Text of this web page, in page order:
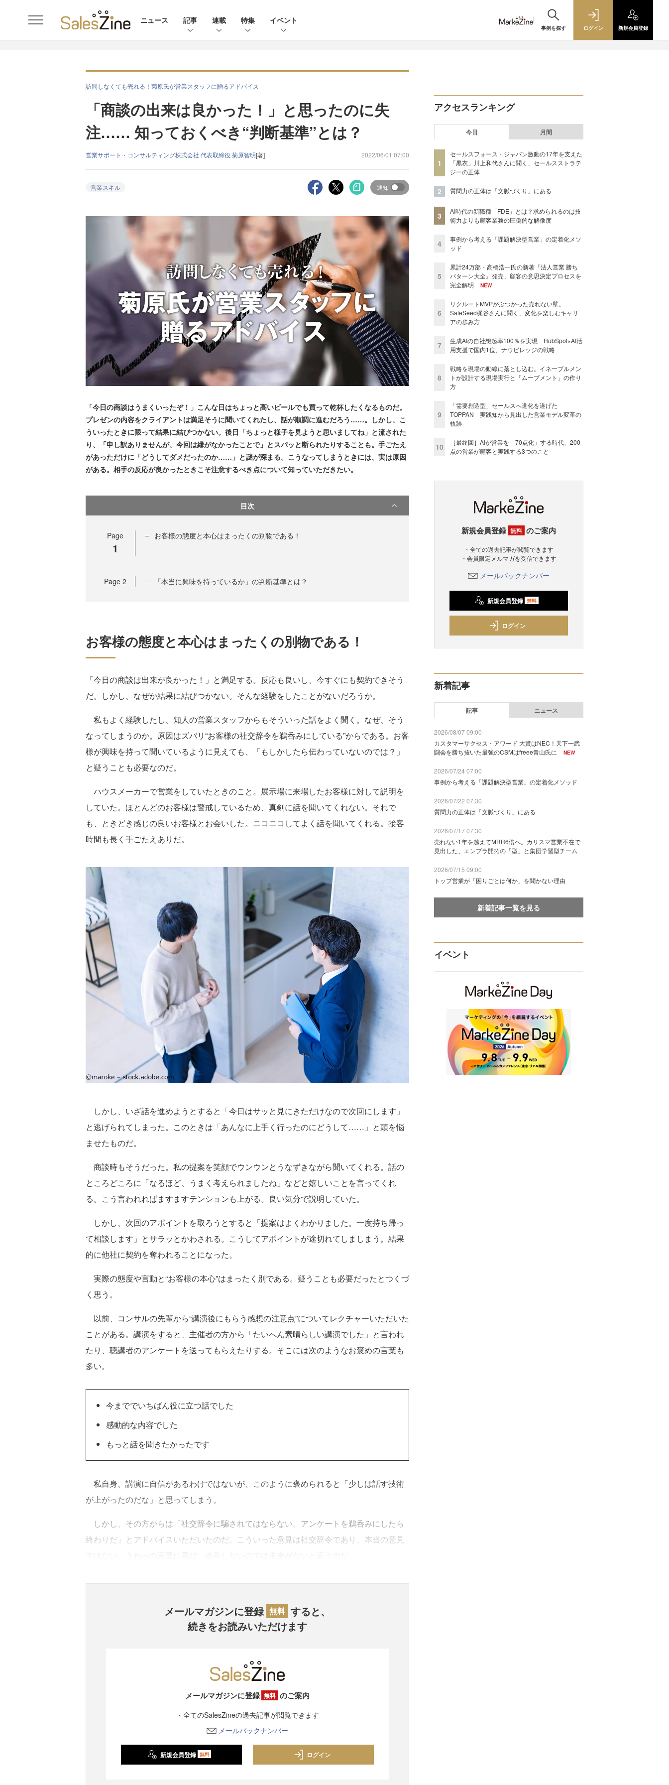
ニュース 記事 連載 特集 イベント
事例を探す ログイン 新規会員登録
訪問しなくても売れる！菊原氏が営業スタッフに贈るアドバイス
「商談の出来は良かった！」と思ったのに失
注…… 知っておくべき“判断基準”とは？
営業サポート・コンサルティング株式会社 代表取締役 菊原智明[著] 2022/06/01 07:00
営業スキル 通知
「今日の商談はうまくいったぞ！」こんな日はちょっと高いビールでも買って乾杯したくなるものだ。
プレゼンの内容をクライアントは満足そうに聞いてくれたし、話が順調に進むだろう……。しかし、こ
ういったときに限って結果に結びつかない。後日「ちょっと様子を見ようと思いましてね」と流された
り、「申し訳ありませんが、今回は縁がなかったことで」とスパッと断られたりすることも。手ごたえ
があっただけに「どうしてダメだったのか……」と謎が深まる。こうなってしまうときには、実は原因
がある。相手の反応が良かったときこそ注意するべき点について知っていただきたい。
目次
Page
1
お客様の態度と本心はまったくの別物である！
Page 2 「本当に興味を持っているか」の判断基準とは？
お客様の態度と本心はまったくの別物である！
「今日の商談は出来が良かった！」と満足する。反応も良いし、今すぐにも契約できそう
だ。しかし、なぜか結果に結びつかない。そんな経験をしたことがないだろうか。
私もよく経験したし、知人の営業スタッフからもそういった話をよく聞く。なぜ、そう
なってしまうのか。原因はズバリ“お客様の社交辞令を鵜呑みにしている”からである。お客
様が興味を持って聞いているように見えても、「もしかしたら伝わっていないのでは？」
と疑うことも必要なのだ。
ハウスメーカーで営業をしていたときのこと。展示場に来場したお客様に対して説明を
していた。ほとんどのお客様は警戒しているため、真剣に話を聞いてくれない。それで
も、ときどき感じの良いお客様とお会いした。ニコニコしてよく話を聞いてくれる。接客
時間も長く手ごたえありだ。
しかし、いざ話を進めようとすると「今日はサッと見にきただけなので次回にします」
と逃げられてしまった。このときは「あんなに上手く行ったのにどうして……」と頭を悩
ませたものだ。
商談時もそうだった。私の提案を笑顔でウンウンとうなずきながら聞いてくれる。話の
ところどころに「なるほど、うまく考えられましたね」などと嬉しいことを言ってくれ
る。こう言われればますますテンションも上がる。良い気分で説明していた。
しかし、次回のアポイントを取ろうとすると「提案はよくわかりました。一度持ち帰っ
て相談します」とサラッとかわされる。こうしてアポイントが途切れてしましまう。結果
的に他社に契約を奪われることになった。
実際の態度や言動と“お客様の本心”はまったく別である。疑うことも必要だったとつくづ
く思う。
以前、コンサルの先輩から“講演後にもらう感想の注意点”についてレクチャーいただいた
ことがある。講演をすると、主催者の方から「たいへん素晴らしい講演でした」と言われ
たり、聴講者のアンケートを送ってもらえたりする。そこには次のようなお褒めの言葉も
多い。
今まででいちばん役に立つ話でした
感動的な内容でした
もっと話を聞きたかったです
私自身、講演に自信があるわけではないが、このように褒められると「少しは話す技術
が上がったのだな」と思ってしまう。
しかし、その方からは「社交辞令に騙されてはならない。アンケートを鵜呑みにしたら
終わりだ」とアドバイスいただいたのだ。こういった意見は社交辞令であり、本当の意見
メールマガジンに登録 無料 すると、
続きをお読みいただけます
メールマガジンに登録 無料 のご案内
・全てのSalesZineの過去記事が閲覧できます
メールバックナンバー
新規会員登録 無料 ログイン
アクセスランキング
今日 月間
1
セールスフォース・ジャパン激動の17年を支えた
「黒衣」川上和代さんに聞く、セールスストラテ
ジーの正体
2 質問力の正体は「文脈づくり」にある
3
AI時代の新職種「FDE」とは？求められるのは技
術力よりも顧客業務の圧倒的な解像度
4
事例から考える「課題解決型営業」の定着化メソ
ッド
5
累計24万部・高橋浩一氏の新著『法人営業 勝ち
パターン大全』発売、顧客の意思決定プロセスを
完全解明
NEW
6
リクルートMVPがぶつかった売れない壁。
SaleSeed梶谷さんに聞く、変化を楽しむキャリ
アの歩み方
7
生成AIの自社想起率100％を実現 HubSpot×AI活
用支援で国内1位、ナウビレッジの戦略
8
戦略を現場の動線に落とし込む。イネーブルメン
トが設計する現場実行と「ムーブメント」の作り
方
9
「需要創造型」セールスへ進化を遂げた
TOPPAN 実践知から見出した営業モデル変革の
軌跡
10
［最終回］AIが営業を「70点化」する時代、200
点の営業が顧客と実践する3つのこと
新規会員登録 無料 のご案内
・全ての過去記事が閲覧できます
・会員限定メルマガを受信できます
メールバックナンバー
新規会員登録 無料
ログイン
新着記事
記事 ニュース
2026/08/07 09:00
カスタマーサクセス・アワード 大賞はNEC！天下一武
闘会を勝ち抜いた最強のCSMはfreee青山氏に
NEW
2026/07/24 07:00
事例から考える「課題解決型営業」の定着化メソッド
2026/07/22 07:30
質問力の正体は「文脈づくり」にある
2026/07/17 07:30
売れない1年を越えてMRR6倍へ。カリスマ営業不在で
見出した、エンプラ開拓の「型」と集団学習型チーム
2026/07/15 09:00
トップ営業が「困りごとは何か」を聞かない理由
新着記事一覧を見る
イベント